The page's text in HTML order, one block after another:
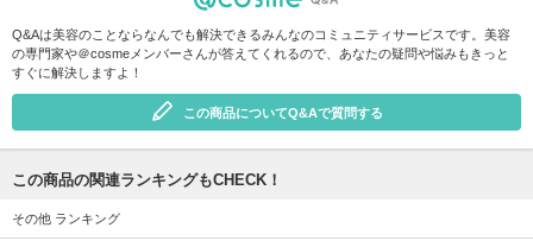
Q&Aは美容のことならなんでも解決できるみんなのコミュニティサービスです。美容
の専門家や＠cosmeメンバーさんが答えてくれるので、あなたの疑問や悩みもきっと
すぐに解決しますよ！
この商品についてQ&Aで質問する
この商品の関連ランキングもCHECK！
その他 ランキング